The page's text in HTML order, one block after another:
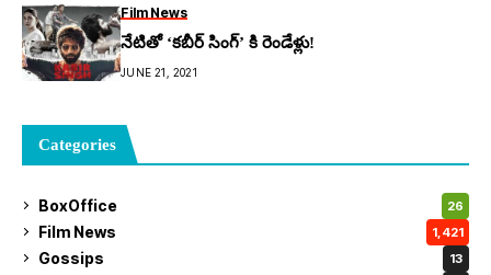
Film News
నేటితో ‘కబీర్ సింగ్’ కి రెండేళ్లు!
JUNE 21, 2021
Categories
BoxOffice 26
Film News 1,421
Gossips 13